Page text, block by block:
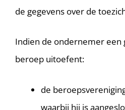
de gegevens over de
Indien de ondernemer
beroep uitoefent:
de
waarbij hij is